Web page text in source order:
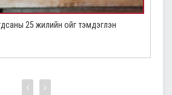
25 жилийн ойг тэмдэглэн